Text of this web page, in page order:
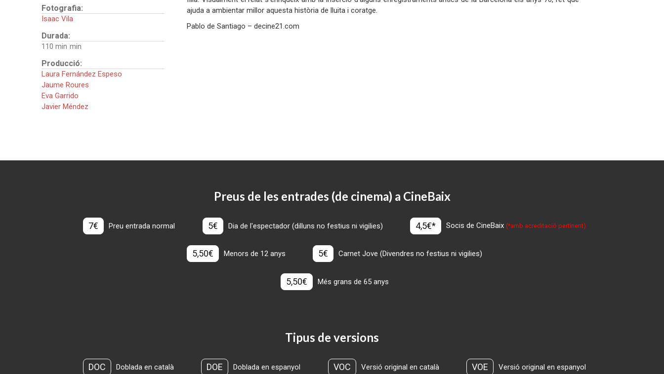
Fotografia:
Isaac Vila
Durada:
110 min
Producció:
Laura Fernández Espeso
Jaume Roures
Eva Garrido
Javier Méndez
ajuda a ambientar millor aquesta història de lluita i coratge.
Pablo de Santiago – decine21.com
Preus de les entrades (de cinema) a CineBaix
7€ Preu entrada normal 5€ Dia de l'espectador (dilluns no festius ni vigilies) 4,5€* Socis de CineBaix(*amb acreditació pertinent)
5,50€ Menors de 12 anys 5€ Carnet Jove (Divendres no festius ni vigilies)
5,50€ Més grans de 65 anys
Tipus de versions
DOC Doblada en català DOE Doblada en espanyol VOC Versió original en català VOE Versió original en espanyol